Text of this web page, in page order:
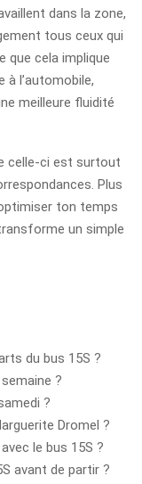
dans la zone,
tous ceux qui
que cela implique
à l’automobile,
meilleure fluidité
celle-ci est surtout
Plus
ton temps
un simple
du bus 15S ?
?
?
Dromel ?
le bus 15S ?
avant de partir ?